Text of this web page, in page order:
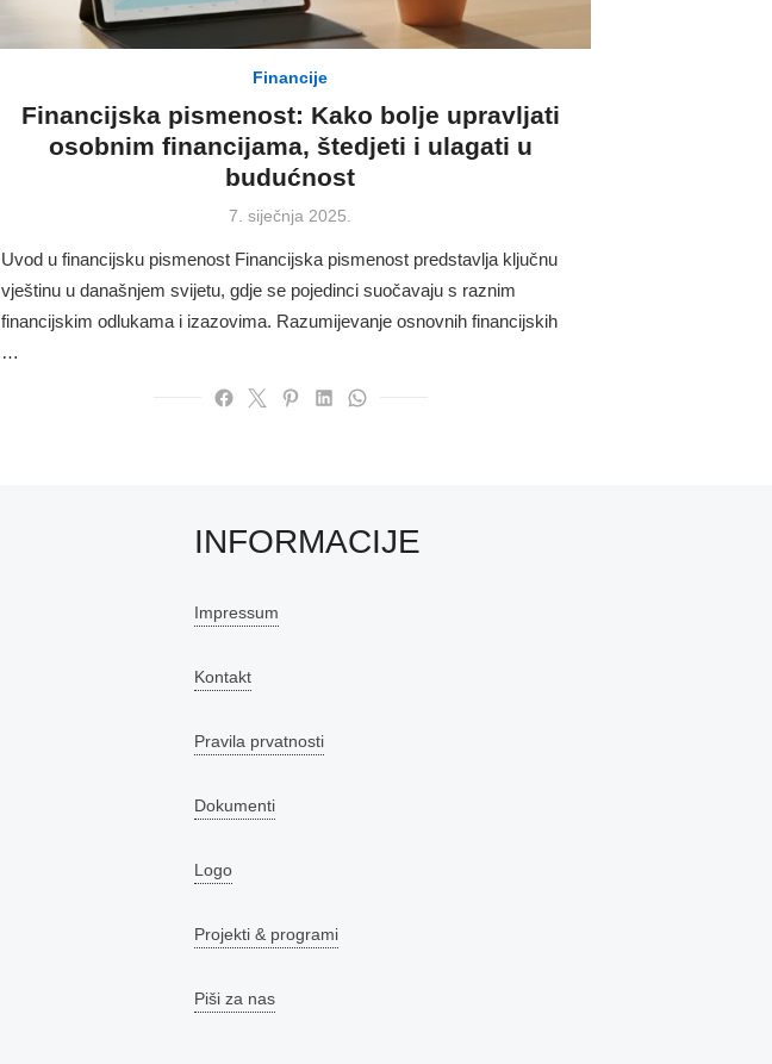
Financije
Financijska pismenost: Kako bolje upravljati
osobnim financijama, štedjeti i ulagati u
budućnost
Posted
7. siječnja 2025.
Uvod u financijsku pismenost Financijska pismenost predstavlja ključnu
vještinu u današnjem svijetu, gdje se pojedinci suočavaju s raznim
financijskim odlukama i izazovima. Razumijevanje osnovnih financijskih
…
INFORMACIJE
Impressum
Kontakt
Pravila prvatnosti
Dokumenti
Logo
Projekti & programi
Piši za nas